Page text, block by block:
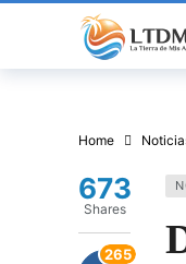
Home
673
Shares
265